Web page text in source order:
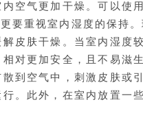
空气更加干燥。可以使
要重视室内湿度的保持
皮肤干燥。当室内湿度
对更加安全，且不易滋
到空气中，刺激皮肤或
。此外，在室内放置一